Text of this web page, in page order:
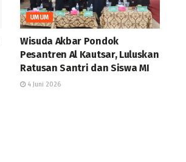
UMUM
Wisuda Akbar Pondok
Pesantren Al Kautsar, Luluskan
Ratusan Santri dan Siswa MI
4 Juni 2026